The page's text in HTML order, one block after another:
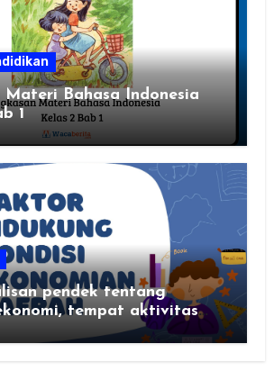
Materi Bahasa Indonesia
1
pendek tentang
tempat aktivitas